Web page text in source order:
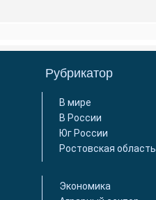
Рубрикатор
В мире
В России
Юг России
Ростовская область
Экономика